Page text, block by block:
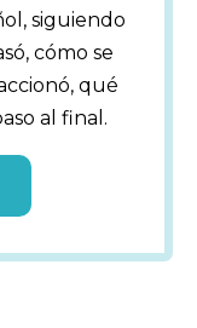
siguiendo
cómo se
qué
al final.